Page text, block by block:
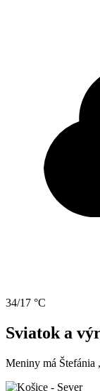
34/17 °C
Sviatok a
Meniny má Štefánia